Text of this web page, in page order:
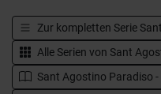
Zur kompletten Serie
Alle Serien von Sant
Sant Agostino Paradiso